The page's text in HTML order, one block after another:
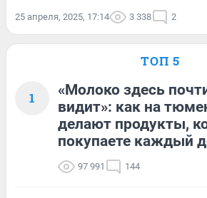
25 апреля, 2025, 17:14 3 338 2
ТОП 5
1
«Молоко здесь
видит»: как на
делают продукты,
покупаете каждый
97 991 144